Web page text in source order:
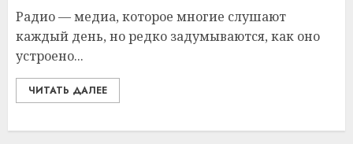
Радио — медиа, которое многие слушают
каждый день, но редко задумываются, как оно
устроено...
ЧИТАТЬ ДАЛЕЕ